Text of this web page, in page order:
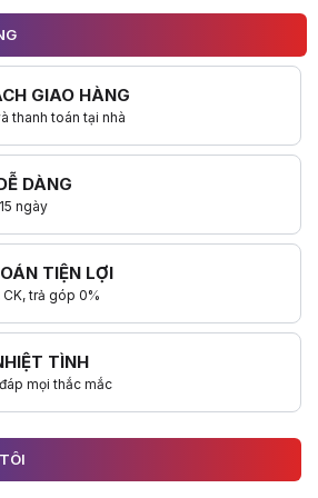
GIAO HÀNG
thanh toán tại nhà
DÀNG
ngày
TIỆN LỢI
CK, trả góp 0%
TÌNH
mọi thắc mắc